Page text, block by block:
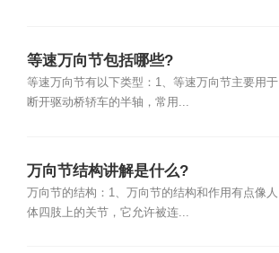
等速万向节包括哪些?
等速万向节有以下类型：1、等速万向节主要用于
断开驱动桥轿车的半轴，常用...
万向节结构讲解是什么?
万向节的结构：1、万向节的结构和作用有点像人
体四肢上的关节，它允许被连...